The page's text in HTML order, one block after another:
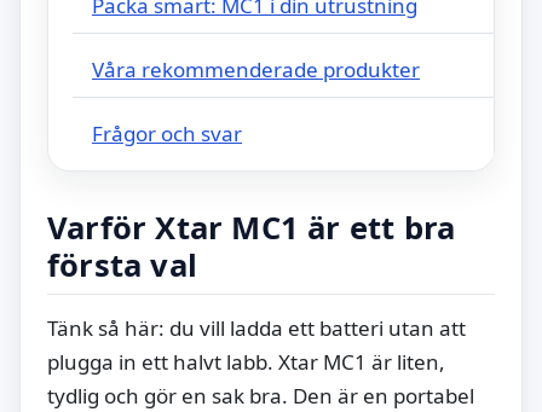
Packa smart: MC1 i din utrustning
Våra rekommenderade produkter
Frågor och svar
Varför Xtar MC1 är ett bra
första val
Tänk så här: du vill ladda ett batteri utan att
plugga in ett halvt labb. Xtar MC1 är liten,
tydlig och gör en sak bra. Den är en portabel